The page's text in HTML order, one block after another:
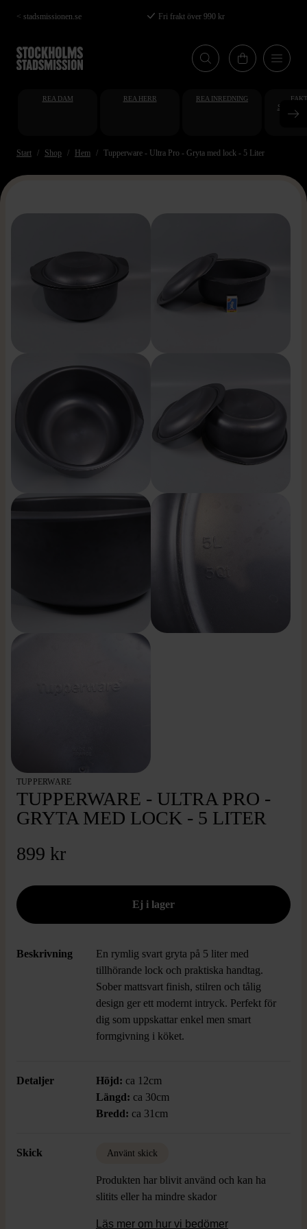
Hoppa
till
huvudinnehåll
< stadsmissionen.se Fri frakt över 990 kr
REA DAM REA HERR REA INREDNING
Start Shop Hem Tupperware - Ultra Pro - Gryta med lock - 5 Liter
TUPPERWARE
TUPPERWARE - ULTRA PRO -
GRYTA MED LOCK - 5 LITER
899 kr
Beskrivning
En rymlig svart gryta på 5 liter med
tillhörande lock och praktiska handtag.
Sober mattsvart finish, stilren och tålig
design ger ett modernt intryck. Perfekt för
dig som uppskattar enkel men smart
formgivning i köket.
Detaljer Höjd: ca 12cm
Längd: ca 30cm
Bredd: ca 31cm
Skick Använt skick
Produkten har blivit använd och kan ha
slitits eller ha mindre skador
Läs mer om hur vi bedömer